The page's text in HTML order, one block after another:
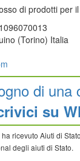
di prodotti per
(Torino) Italia
di una
su
ricevuto Aiuti di
degli aiuti di Stato.